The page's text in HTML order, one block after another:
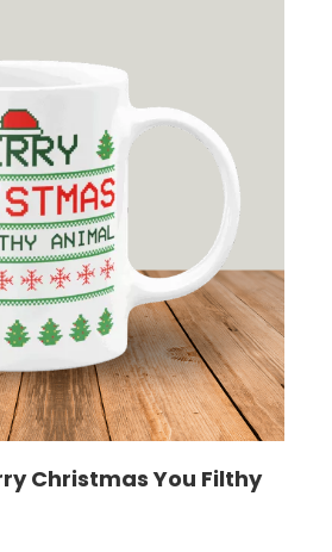
Christmas You Filthy